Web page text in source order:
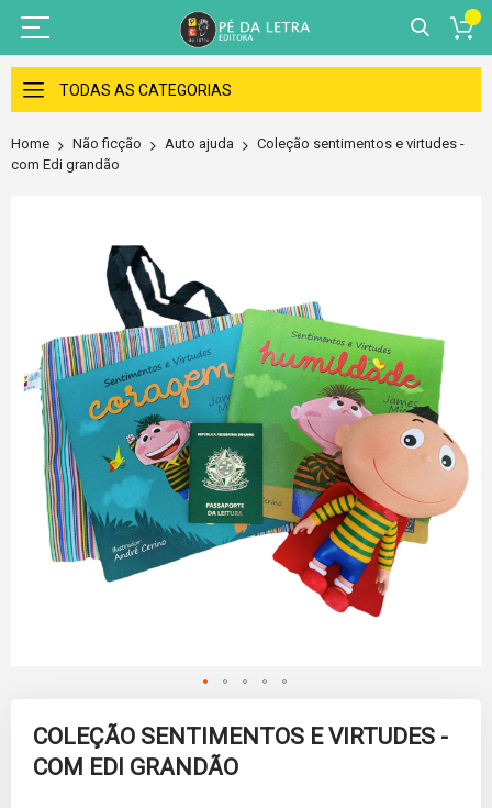
Skip
to
Content
TODAS AS CATEGORIAS
Home Não ficção Auto ajuda
Coleção sentimentos e virtudes -
com Edi grandão
beginning
COLEÇÃO SENTIMENTOS E VIRTUDES -
COM EDI GRANDÃO